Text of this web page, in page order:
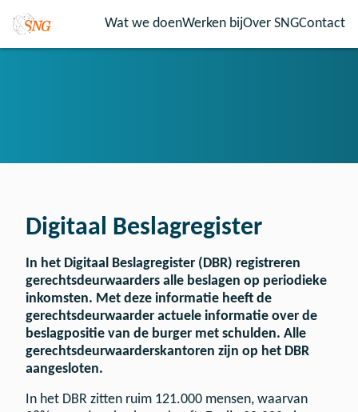
Wat we doenWerken bijOver SNGContact
Digitaal Beslagregister
In het Digitaal Beslagregister (DBR) registreren
gerechtsdeurwaarders alle beslagen op periodieke
inkomsten. Met deze informatie heeft de
gerechtsdeurwaarder actuele informatie over de
beslagpositie van de burger met schulden. Alle
gerechtsdeurwaarderskantoren zijn op het DBR
aangesloten.
In het DBR zitten ruim 121.000 mensen, waarvan